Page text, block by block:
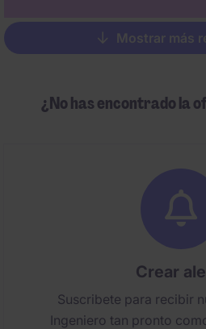
Pagination
Mostrar más
¿No has encontrado la
Crear
Suscribete para recibir
Ingeniero tan pronto